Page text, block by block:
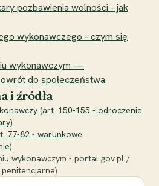
pozbawienia wolności - jak
wykonawczego - czym się
wykonawczym —
do społeczeństwa
i źródła
(art. 150-155 - odroczenie
77-82 - warunkowe
wykonawczym - portal gov.pl /